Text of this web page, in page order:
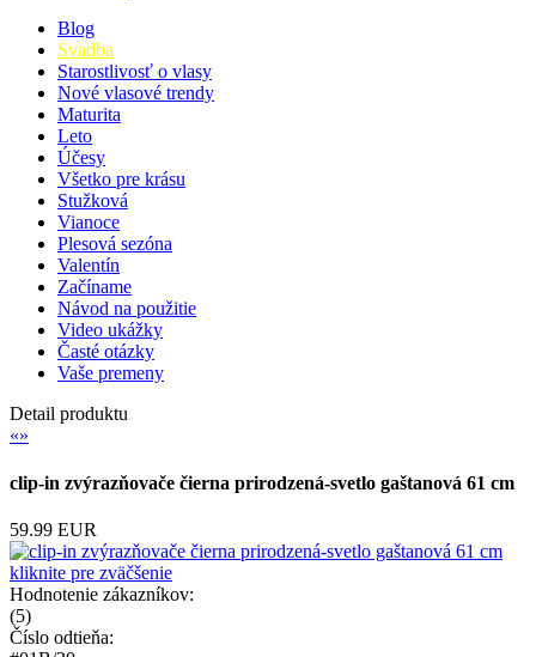
Blog
Svadba
Starostlivosť o vlasy
Nové vlasové trendy
Maturita
Leto
Účesy
Všetko pre krásu
Stužková
Vianoce
Plesová sezóna
Valentín
Začíname
Návod na použitie
Video ukážky
Časté otázky
Vaše premeny
Detail produktu
«»
clip-in zvýrazňovače čierna prirodzená-svetlo gaštanová 61 cm
59.99 EUR
kliknite pre zväčšenie
Hodnotenie zákazníkov:
(5)
Číslo odtieňa: